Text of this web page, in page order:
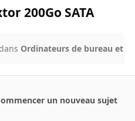
200Go SATA
dans Ordinateurs de bureau et
un nouveau sujet